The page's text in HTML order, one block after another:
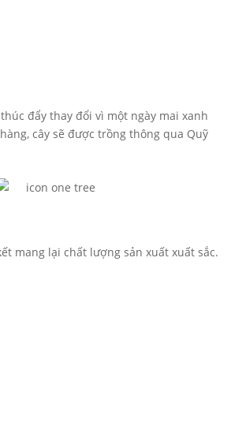
đẩy thay đổi vì một ngày mai xanh
cây sẽ được trồng thông qua Quỹ
mang lại chất lượng sản xuất xuất sắc.